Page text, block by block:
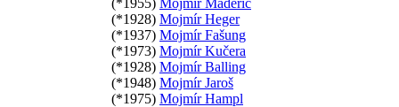
(*1928) Mojmír Heger
(*1937) Mojmír Fašung
(*1973) Mojmír Kučera
(*1928) Mojmír Balling
(*1948) Mojmír Jaroš
(*1975) Mojmír Hampl